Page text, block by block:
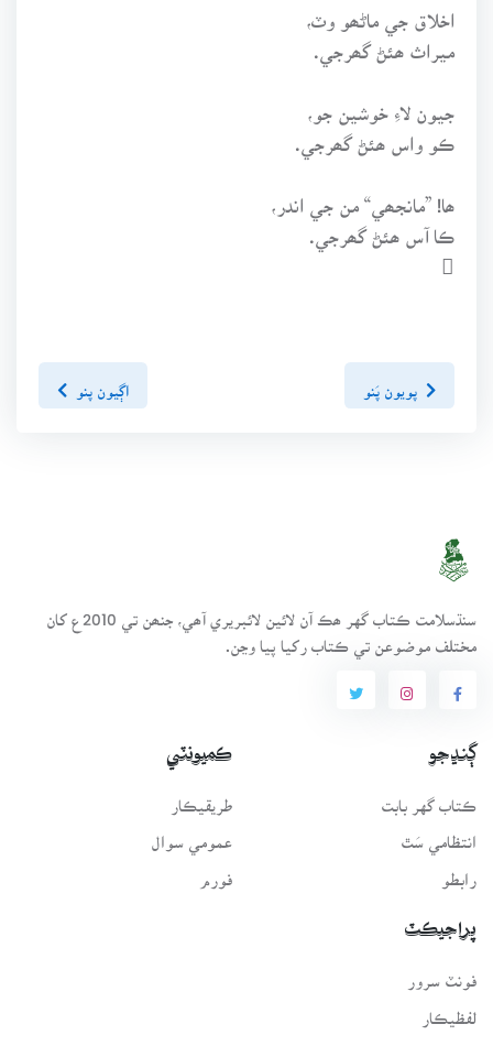
اخلاق جي ماڻھو وٽ،
ميراث ھئڻ گھرجي.
جيون لاءِ خوشين جو،
ڪو واس ھئڻ گھرجي.
ھا! ”مانجھي“ من جي اندر،
ڪا آس ھئڻ گھرجي.

اڳيون پنو
سنڌسلامت ڪتاب گهر ھڪ آن لائين لائبريري آھي، جنھن تي 2010ع کان
مختلف موضوعن تي ڪتاب رکيا پيا وڃن.
ڳنڍجو
ڪتاب گهر بابت
انتظامي سَٿ
رابطو
ڪميونٽي
طريقيڪار
عمومي سوال
فورم
پراجيڪٽ
فونٽ سرور
لفظيڪار